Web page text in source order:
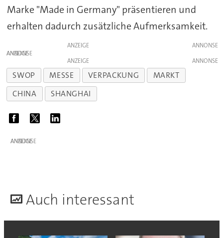
Marke "Made in Germany" präsentieren und
erhalten dadurch zusätzliche Aufmerksamkeit.
ANZEIGE
ANZEIGE
ANZEIGE
SWOP MESSE VERPACKUNG
MARKT
CHINA
SHANGHAI
ANZEIGE
Auch interessant